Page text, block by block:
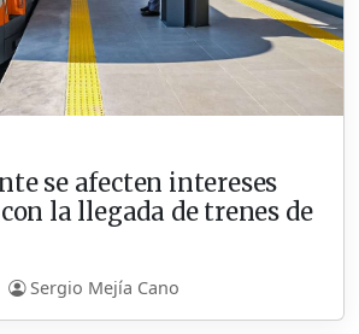
se afecten intereses
la llegada de trenes de
Sergio Mejía Cano